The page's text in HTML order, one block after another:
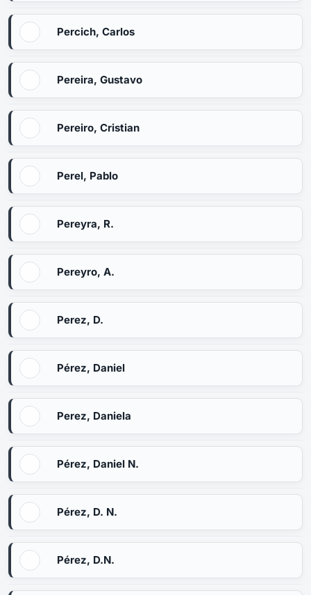
Percich, Carlos
Pereira, Gustavo
Pereiro, Cristian
Perel, Pablo
Pereyra, R.
Pereyro, A.
Perez, D.
Pérez, Daniel
Perez, Daniela
Pérez, Daniel N.
Pérez, D. N.
Pérez, D.N.